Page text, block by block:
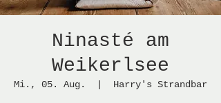
Ninasté am
Weikerlsee
Mi., 05. Aug. Harry's Strandbar